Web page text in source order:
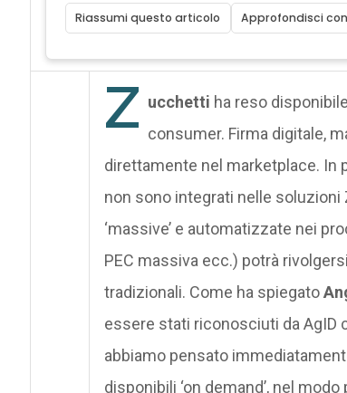
Riassumi questo articolo Approfondisci
Z ucchetti ha reso
consumer. Firma digitale,
direttamente nel marketplace. In
non sono integrati nelle
‘massive’ e automatizzate nei
PEC massiva ecc.) potrà
tradizionali. Come ha spiegato
essere stati riconosciuti da AgID
abbiamo pensato
disponibili ‘on demand’, nel